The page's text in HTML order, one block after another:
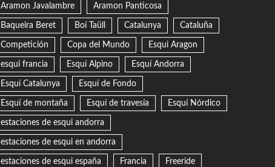
Aramon Javalambre Aramon Panticosa
Baqueira Beret Boí Taüll Catalunya Cataluña
Competición Copa del Mundo Esqui Aragon
esqui francia Esquí Alpino Esquí Andorra
Esquí Catalunya Esquí de Fondo
Esquí de montaña Esquí de travesía Esquí Nórdico
estaciones de esqui andorra
estaciones de esqui en andorra
estaciones de esqui españa Francia Freeride